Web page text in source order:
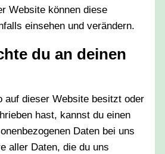
Website können diese
einsehen und verändern.
du an deinen
auf dieser Website besitzt oder
hast, kannst du einen
Daten bei uns
aller Daten, die du uns